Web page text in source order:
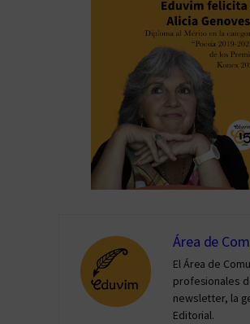
Área de
El Área de
profesionales
newsletter, la
Editorial.